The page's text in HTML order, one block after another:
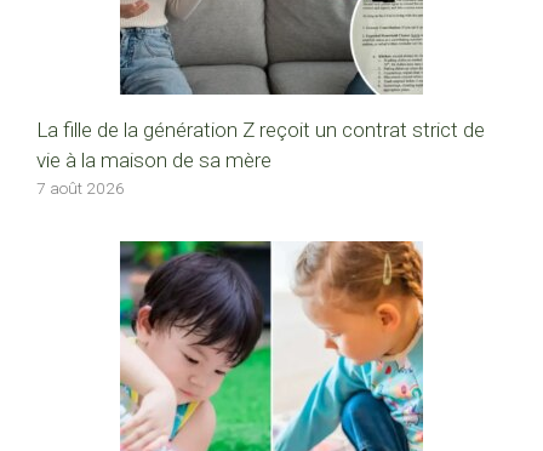
La fille de la génération Z reçoit un contrat strict de
vie à la maison de sa mère
7 août 2026